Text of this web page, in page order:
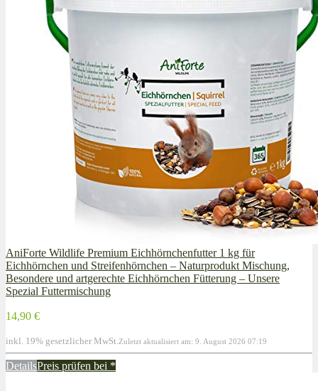
AniForte Wildlife Premium Eichhörnchenfutter 1 kg für
Eichhörnchen und Streifenhörnchen – Naturprodukt Mischung,
Besondere und artgerechte Eichhörnchen Fütterung – Unsere
Spezial Futtermischung
14,90 €
inkl. 19% gesetzlicher MwSt. Zuletzt aktualisiert am: 9. August 2026 07:19
DetailsPreis prüfen bei *